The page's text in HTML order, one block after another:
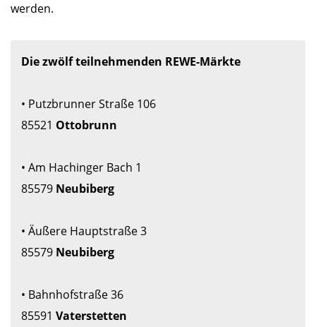
werden.
Die zwölf teilnehmenden REWE-Märkte
• Putzbrunner Straße 106
85521
• Am Hachinger Bach 1
85579
• Äußere Hauptstraße 3
85579
• Bahnhofstraße 36
85591 Vaterstetten